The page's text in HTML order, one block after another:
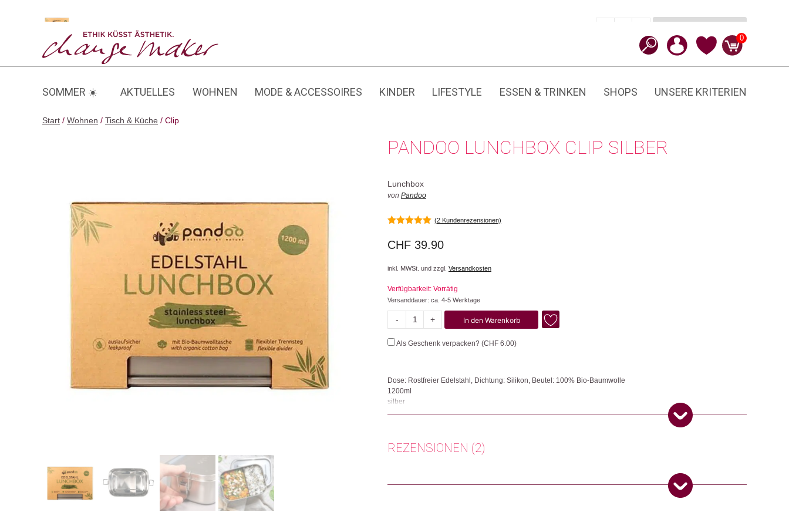
0
SOMMER ☀️ AKTUELLES WOHNEN MODE & ACCESSOIRES KINDER LIFESTYLE ESSEN & TRINKEN SHOPS UNSERE KRITERIEN
Start / Wohnen / Tisch & Küche / Clip
PANDOO LUNCHBOX CLIP SILBER
Lunchbox
von Pandoo
(2Kundenrezensionen)
CHF 39.90
inkl. MWSt. und zzgl. Versandkosten
Verfügbarkeit: Vorrätig
Versanddauer: ca. 4-5 Werktage
-
Menge
+ In den Warenkorb
Als Geschenk verpacken? (CHF 6.00)
Dose: Rostfreier Edelstahl, Dichtung: Silikon, Beutel: 100% Bio-Baumwolle
1200ml
silber
Damit nachhaltig Essen auch unterwegs möglich ist. Die pandoo Lunchbox ist ideal für das kleine oder grosse
Begleiter für den Alltag.
REZENSIONEN (2)